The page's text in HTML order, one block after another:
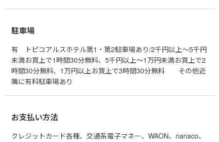
駐車場
有
トピコアルスホテル第1・第2駐車場あり/2千円以上～5千円
未満お買上で1時間30分無料、5千円以上～1万円未満お買上で2
時間30分無料、1万円以上お買上で3時間30分無料 その他近
隣に有料駐車場あり
お支払い方法
クレジットカード各種、交通系電子マネー、WAON、nanaco、